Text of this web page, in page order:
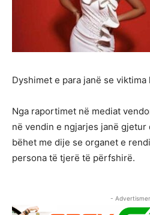
Dyshimet e para janë se
Nga raportimet në mediat
në vendin e ngjarjes janë gjetur
bëhet me dije se organet e
persona të tjerë të përfshirë.
-